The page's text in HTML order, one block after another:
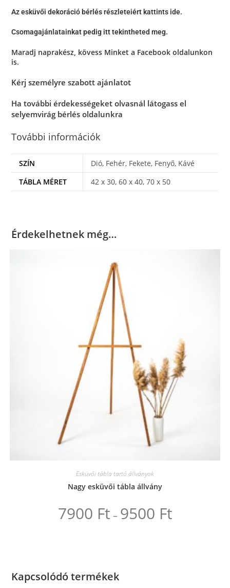
Az esküvői dekoráció bérlés részleteiért kattints ide.
Csomagajánlatainkat pedig itt tekintheted meg.
Maradj naprakész, kövess Minket a Facebook oldalunkon
is.
Kérj személyre szabott ajánlatot
Ha további érdekességeket olvasnál látogass el
selyemvirág bérlés oldalunkra
További információk
SZÍN
Dió, Fehér, Fekete, Fenyő, Kávé
TÁBLA MÉRET
42 x 30, 60 x 40, 70 x 50
Érdekelhetnek még…
Esküvői tábla tartó állványok
Nagy esküvői tábla állvány
7900 Ft – 9500 Ft7900 Ft
A
változatok
Kapcsolódó termékek